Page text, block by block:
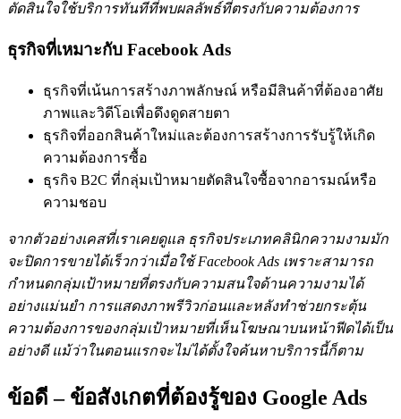
ตัดสินใจใช้บริการทันทีที่พบผลลัพธ์ที่ตรงกับความต้องการ
ธุรกิจที่เหมาะกับ Facebook Ads
ธุรกิจที่เน้นการสร้างภาพลักษณ์ หรือมีสินค้าที่ต้องอาศัย
ภาพและวิดีโอเพื่อดึงดูดสายตา
ธุรกิจที่ออกสินค้าใหม่และต้องการสร้างการรับรู้ให้เกิด
ความต้องการซื้อ
ธุรกิจ B2C ที่กลุ่มเป้าหมายตัดสินใจซื้อจากอารมณ์หรือ
ความชอบ
จากตัวอย่างเคสที่เราเคยดูแล ธุรกิจประเภทคลินิกความงามมัก
จะปิดการขายได้เร็วกว่าเมื่อใช้ Facebook Ads เพราะสามารถ
กำหนดกลุ่มเป้าหมายที่ตรงกับความสนใจด้านความงามได้
อย่างแม่นยำ การแสดงภาพรีวิวก่อนและหลังทำช่วยกระตุ้น
ความต้องการของกลุ่มเป้าหมายที่เห็นโฆษณาบนหน้าฟีดได้เป็น
อย่างดี แม้ว่าในตอนแรกจะไม่ได้ตั้งใจค้นหาบริการนี้ก็ตาม
ข้อดี – ข้อสังเกตที่ต้องรู้ของ Google Ads